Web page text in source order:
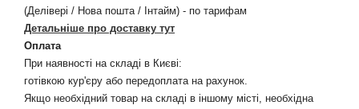
(Делівері / Нова пошта / Інтайм) - по тарифам
Детальніше про доставку тут
Оплата
При наявності на складі в Києві:
готівкою кур'єру або передоплата на рахунок.
Якщо необхідний товар на складі в іншому місті, необхідна